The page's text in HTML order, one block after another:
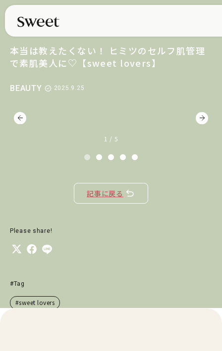
BEAUTY 2025.9.25
本当は教えたくない！ ヒミツのセルフ肌管理
で素肌美人に♡【sweet lovers】
1 / 5
記事に戻る
Please share!
#Tag
#sweet lovers